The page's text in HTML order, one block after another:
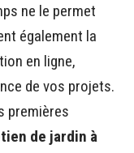
ne le permet
également la
en ligne,
de vos projets.
premières
de jardin à